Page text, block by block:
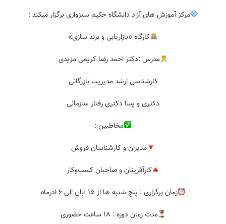
مرکز آموزش های آزاد دانشگاه حکیم سبزواری برگزار میکند :
کارگاه «بازاریابی و برند سازی»
مدرس :دکتر احمد رضا کریمی مزیدی
کارشناسی ارشد مدیریت بازرگانی
دکتری و پسا دکتری رفتار سازمانی
مخاطبین :
مدیران و کارشناسان فروش
کارآفرینان و صاحبان کسب‌وکار
زمان برگزاری : پنج شنبه ها از ۱۵ آبان الی ۶ اذرماه
مدت زمان دوره : ۱۸ ساعت حضوری